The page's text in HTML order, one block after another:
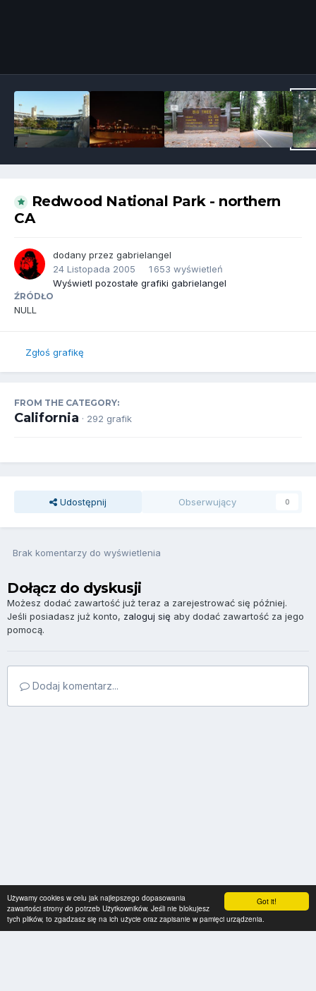
Got it!
Używamy cookies w celu jak najlepszego dopasowania
zawartości strony do potrzeb Użytkowników. Jeśli nie blokujesz
tych plików, to zgadzasz się na ich użycie oraz zapisanie w pamięci urządzenia.
Redwood National Park - northern
CA
dodany przez gabrielangel
24 Listopada 2005
1 653 wyświetleń
Wyświetl pozostałe grafiki gabrielangel
ŹRÓDŁO
NULL
Zgłoś grafikę
FROM THE CATEGORY:
California · 292 grafik
Udostępnij Obserwujący 0
Brak komentarzy do wyświetlenia
Dołącz do dyskusji
Możesz dodać zawartość już teraz a zarejestrować się później.
Jeśli posiadasz już konto, zaloguj się aby dodać zawartość za jego
pomocą.
Dodaj komentarz...